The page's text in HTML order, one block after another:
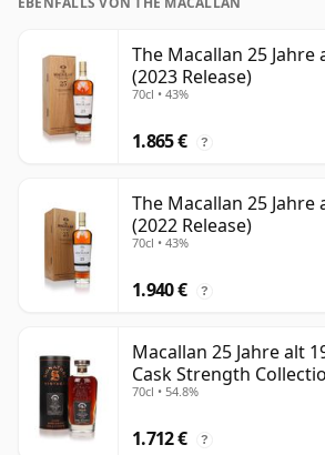
The Macallan 25 Jahre
(2023 Release)
70cl • 43%
1.865 € ?
The Macallan 25 Jahre
(2022 Release)
70cl • 43%
1.940 € ?
Macallan 25 Jahre alt
Cask Strength
70cl • 54.8%
1.712 € ?